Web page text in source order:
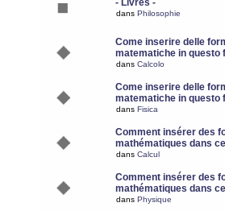
- Livres -
dans Philosophie
Come inserire delle
matematiche in questo
dans Calcolo
Come inserire delle
matematiche in questo
dans Fisica
Comment insérer des
mathématiques dans
dans Calcul
Comment insérer des
mathématiques dans
dans Physique